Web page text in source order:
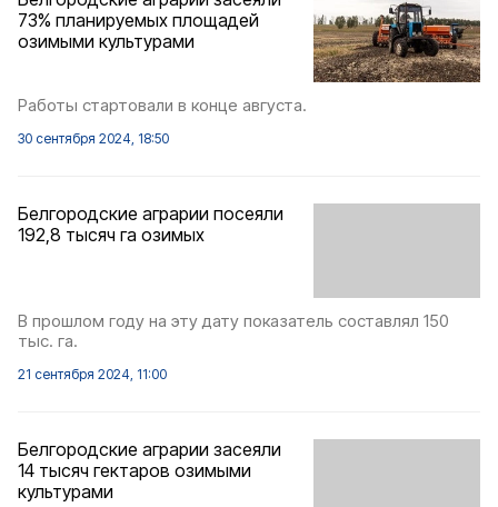
73% планируемых площадей
озимыми культурами
Работы стартовали в конце августа.
30 сентября 2024, 18:50
Белгородские аграрии посеяли
192,8 тысяч га озимых
В прошлом году на эту дату показатель составлял 150
тыс. га.
21 сентября 2024, 11:00
Белгородские аграрии засеяли
14 тысяч гектаров озимыми
культурами